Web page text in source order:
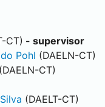
CT) - supervisor
Pohl (DAELN-CT)
CT)
(DAELT-CT)